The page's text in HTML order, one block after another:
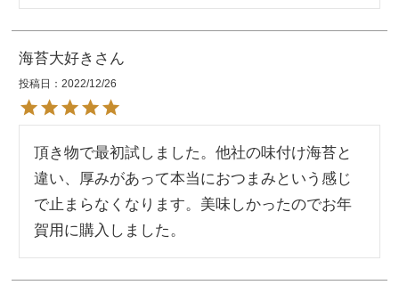
海苔大好き
投稿日 2022/12/26
頂き物で最初試しました。他社の味付け海苔と
違い、厚みがあって本当におつまみという感じ
で止まらなくなります。美味しかったのでお年
賀用に購入しました。